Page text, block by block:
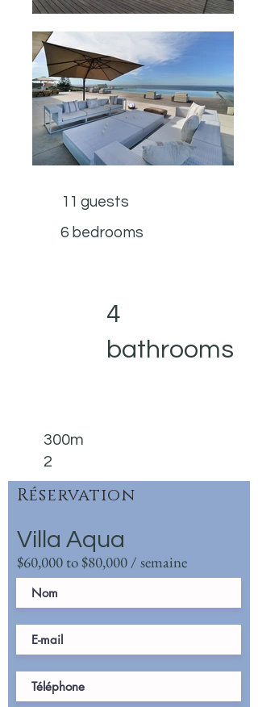
11 guests
6 bedrooms
4
bathrooms
300m
2
Réservation
Villa Aqua
$60,000 to $80,000 / semaine